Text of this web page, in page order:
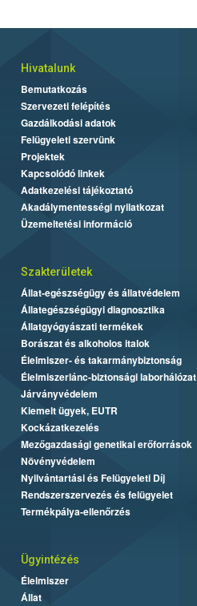
Hivatalunk
Bemutatkozás
Szervezeti felépítés
Gazdálkodási adatok
Felügyeleti szervünk
Projektek
Kapcsolódó linkek
Adatkezelési tájékoztató
Akadálymentességi nyilatkozat
Üzemeltetési információ
Szakterületek
Állat-egészségügy és állatvédelem
Állategészségügyi diagnosztika
Állatgyógyászati termékek
Borászat és alkoholos italok
Élelmiszer- és takarmánybiztonság
Élelmiszerlánc-biztonsági laborhálózat
Járványvédelem
Kiemelt ügyek, EUTR
Kockázatkezelés
Mezőgazdasági genetikai erőforrások
Növényvédelem
Nyilvántartási és Felügyeleti Díj
Rendszerszervezés és felügyelet
Termékpálya-ellenőrzés
Ügyintézés
Élelmiszer
Állat